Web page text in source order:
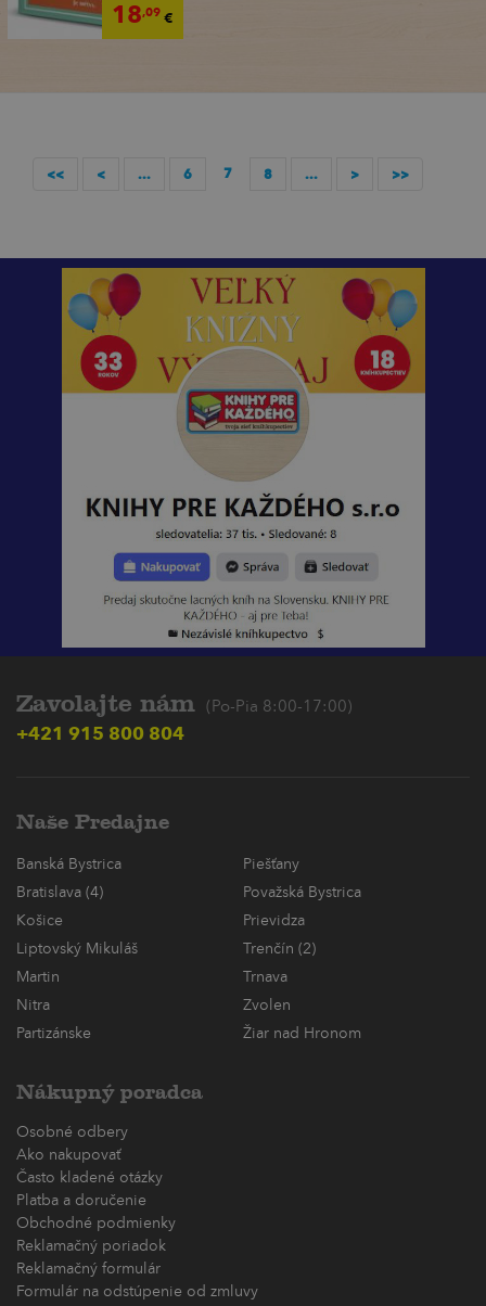
18,09€
<< < ... 6 7 8 ... > >>
Zavolajte nám (Po-Pia 8:00-17:00)
+421 915 800 804
Naše Predajne
Banská Bystrica
Piešťany
Bratislava (4)
Považská Bystrica
Košice
Prievidza
Liptovský Mikuláš
Trenčín (2)
Martin
Trnava
Nitra
Zvolen
Partizánske
Žiar nad Hronom
Nákupný poradca
Osobné odbery
Ako nakupovať
Často kladené otázky
Platba a doručenie
Obchodné podmienky
Reklamačný poriadok
Reklamačný formulár
Formulár na odstúpenie od zmluvy